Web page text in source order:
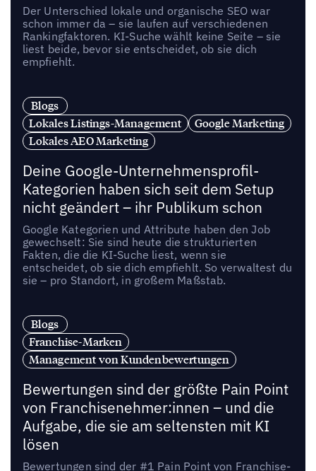
Der Unterschied lokale und organische SEO war
schon immer da – sie laufen auf verschiedenen
Rankingfaktoren. KI-Suche wählt keine Seite – sie
liest beide, bevor sie entscheidet, ob sie dich
empfiehlt.
Blogs
Lokales Listings-Management
Google Marketing
Lokales AEO Marketing
Deine Google-Unternehmensprofil-
Kategorien haben sich seit dem Setup
nicht geändert – ihr Publikum schon
Google Kategorien und Attribute haben den Job
gewechselt: Sie sind heute die strukturierten
Fakten, die die KI-Suche liest, wenn sie
entscheidet, ob sie dich empfiehlt. So verwaltest du
sie – pro Standort, in großem Maßstab.
Blogs
Franchise-Marken
Management von Kundenbewertungen
Bewertungen sind der größte Pain Point
von Franchisenehmer:innen – und die
Aufgabe, die sie am seltensten mit KI
lösen
Bewertungen sind der #1 Pain Point von Franchise-